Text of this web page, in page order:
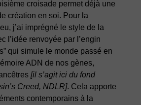
croisade permet déjà une
création en soi. Pour la
j’ai imprégné le style de la
l’idée renvoyée par l’engin
qui simule le monde passé en
ADN de nos gènes,
[il s’agit ici du fond
Creed, NDLR]. Cela apporte
contemporains à la